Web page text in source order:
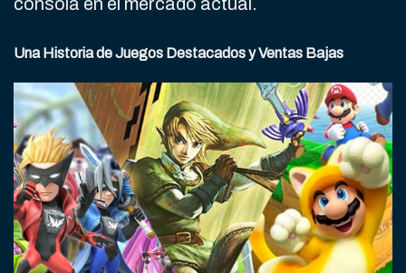
Una Historia de Juegos Destacados y Ventas Bajas